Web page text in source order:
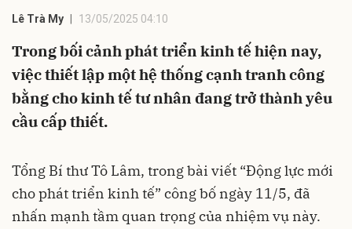
Lê Trà My 13/05/2025 04:10
Trong bối cảnh phát triển kinh tế hiện nay,
việc thiết lập một hệ thống cạnh tranh công
bằng cho kinh tế tư nhân đang trở thành yêu
cầu cấp thiết.
Tổng Bí thư Tô Lâm, trong bài viết “Động lực mới
cho phát triển kinh tế” công bố ngày 11/5, đã
nhấn mạnh tầm quan trọng của nhiệm vụ này.
Hủy